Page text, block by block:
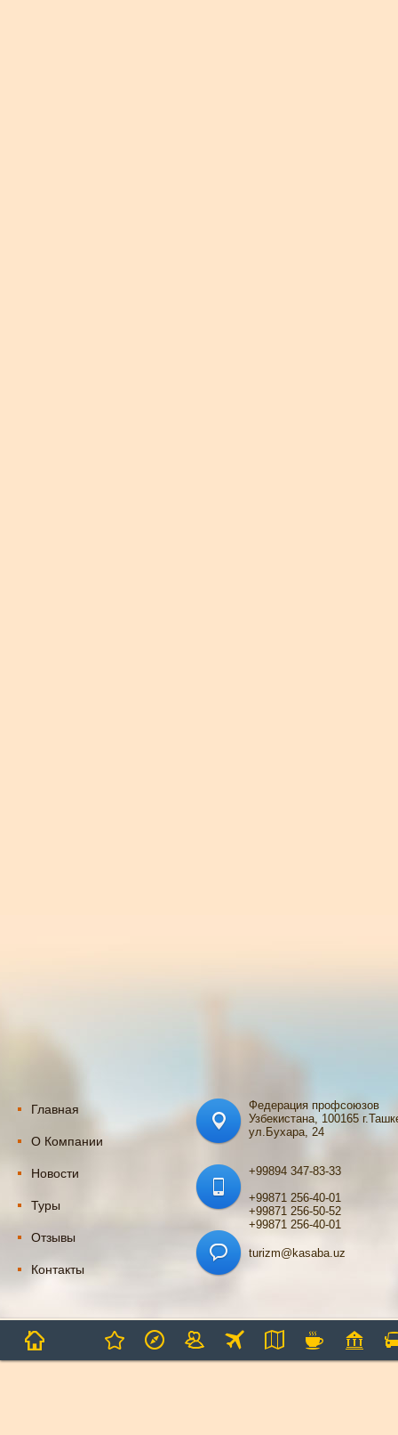
Главная
О Компании
Новости
Туры
Отзывы
Контакты
Федерация профсоюзов
Узбекистана, 100165
ул.Бухара, 24
+99894 347-83-33
+99871 256-40-01
+99871 256-50-52
+99871 256-40-01
turizm@kasaba.uz